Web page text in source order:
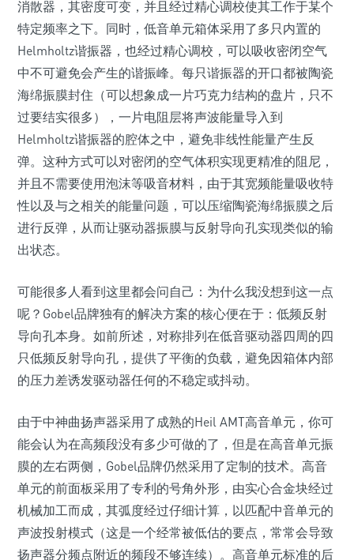
消散器，其密度可变，并且经过精心调校使其工作于某个
特定频率之下。同时，低音单元箱体采用了多只内置的
Helmholtz谐振器，也经过精心调校，可以吸收密闭空气
中不可避免会产生的谐振峰。每只谐振器的开口都被陶瓷
海绵振膜封住（可以想象成一片巧克力结构的盘片，只不
过要结实很多），一片电阻层将声波能量导入到
Helmholtz谐振器的腔体之中，避免非线性能量产生反
弹。这种方式可以对密闭的空气体积实现更精准的阻尼，
并且不需要使用泡沫等吸音材料，由于其宽频能量吸收特
性以及与之相关的能量问题，可以压缩陶瓷海绵振膜之后
进行反弹，从而让驱动器振膜与反射导向孔实现类似的输
出状态。
可能很多人看到这里都会问自己：为什么我没想到这一点
呢？Gobel品牌独有的解决方案的核心便在于：低频反射
导向孔本身。如前所述，对称排列在低音驱动器四周的四
只低频反射导向孔，提供了平衡的负载，避免因箱体内部
的压力差诱发驱动器任何的不稳定或抖动。
由于中神曲扬声器采用了成熟的Heil AMT高音单元，你可
能会认为在高频段没有多少可做的了，但是在高音单元振
膜的左右两侧，Gobel品牌仍然采用了定制的技术。高音
单元的前面板采用了专利的号角外形，由实心合金块经过
机械加工而成，其弧度经过仔细计算，以匹配中音单元的
声波投射模式（这是一个经常被低估的要点，常常会导致
扬声器分频点附近的频段不够连续）。高音单元标准的后